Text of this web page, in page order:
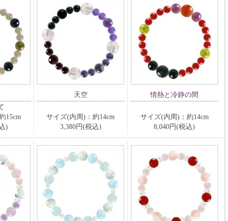
15cm
)
天空
サイズ(内周)：約14cm
3,380円(税込)
情熱と冷静の間
サイズ(内周)：約14cm
8,040円(税込)